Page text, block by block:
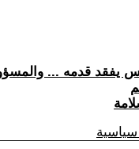
يفقد قدمه ...